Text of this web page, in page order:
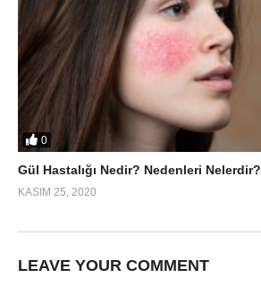
0
Gül Hastalığı Nedir? Nedenleri Nelerdir?
KASIM 25, 2020
LEAVE YOUR COMMENT